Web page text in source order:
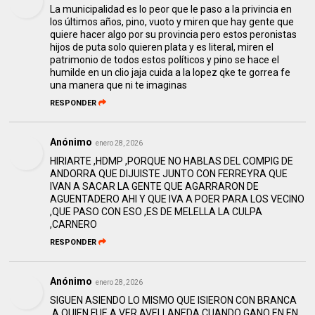
La municipalidad es lo peor que le paso a la privincia en
los últimos años, pino, vuoto y miren que hay gente que
quiere hacer algo por su provincia pero estos peronistas
hijos de puta solo quieren plata y es literal, miren el
patrimonio de todos estos políticos y pino se hace el
humilde en un clio jaja cuida a la lopez qke te gorrea fe
una manera que ni te imaginas
RESPONDER
Anónimo enero 28, 2026
HIRIARTE ,HDMP ,PORQUE NO HABLAS DEL COMPIG DE
ANDORRA QUE DIJUISTE JUNTO CON FERREYRA QUE
IVAN A SACAR LA GENTE QUE AGARRARON DE
AGUENTADERO AHI Y QUE IVA A POER PARA LOS VECINO
,QUE PASO CON ESO ,ES DE MELELLA LA CULPA
,CARNERO
RESPONDER
Anónimo enero 28, 2026
SIGUEN ASIENDO LO MISMO QUE ISIERON CON BRANCA